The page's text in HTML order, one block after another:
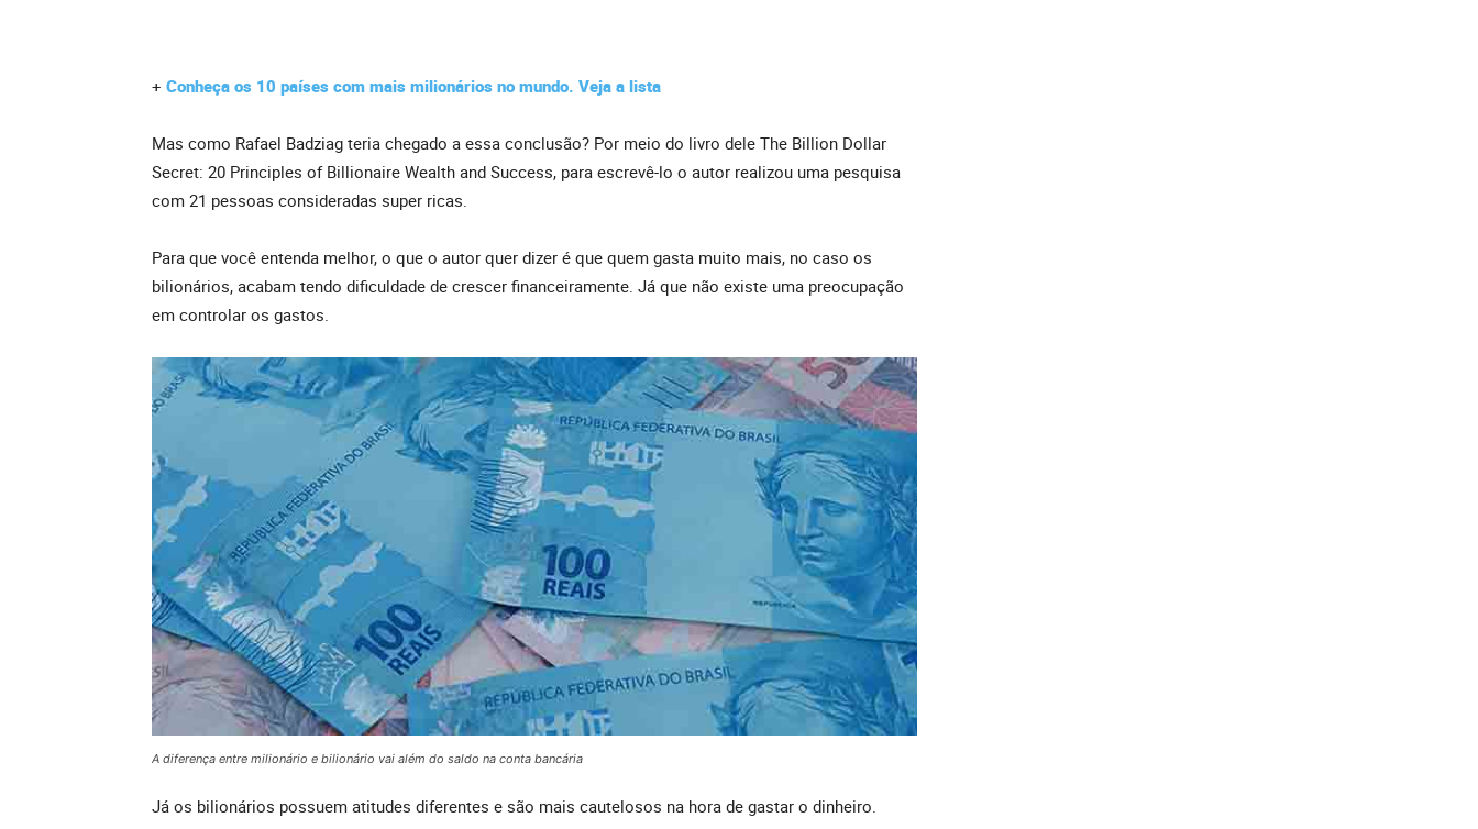
+ Conheça os 10 países com mais milionários no mundo. Veja a lista
Mas como Rafael Badziag teria chegado a essa conclusão? Por meio do livro dele The Billion Dollar
Secret: 20 Principles of Billionaire Wealth and Success, para escrevê-lo o autor realizou uma pesquisa
com 21 pessoas consideradas super ricas.
Para que você entenda melhor, o que o autor quer dizer é que quem gasta muito mais, no caso os
bilionários, acabam tendo dificuldade de crescer financeiramente. Já que não existe uma preocupação
em controlar os gastos.
A diferença entre milionário e bilionário vai além do saldo na conta bancária
Já os bilionários possuem atitudes diferentes e são mais cautelosos na hora de gastar o dinheiro.